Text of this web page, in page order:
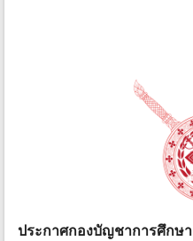
ประกาศกองบัญชาการศึกษา